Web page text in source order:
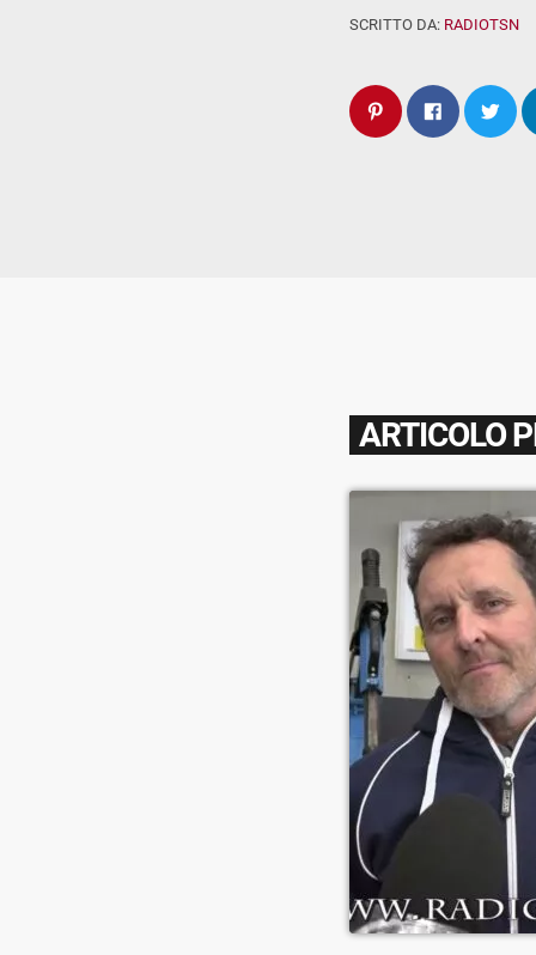
SCRITTO DA: RADIOTSN
ARTICOLO